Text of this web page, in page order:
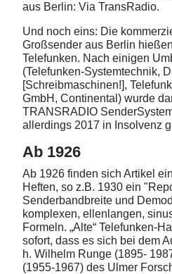
aus Berlin: Via TransRadio.
Und noch eins: Die
Großsender aus Berlin
Telefunken. Nach einigen
(Telefunken-Systemtechnik,
[Schreibmaschinen!],
GmbH, Continental) wurde
TRANSRADIO
allerdings 2017 in Insolvenz
Ab 1926
Ab 1926 finden sich Artikel
Heften, so z.B. 1930 ein
Senderbandbreite und
komplexen, ellenlangen,
Formeln. „Alte“ Telefunken-
sofort, dass es sich bei dem
h. Wilhelm Runge (1895-
(1955-1967) des Ulmer